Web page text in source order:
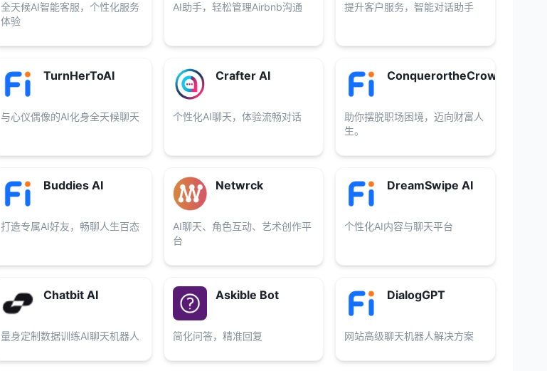
全天候AI智能客服，个性化服务
体验
AI助手，轻松管理Airbnb沟通 提升客户服务，智能对话助手
TurnHerToAI
与心仪偶像的AI化身全天候聊天
Crafter AI
个性化AI聊天，体验流畅对话
ConquerortheCrown
助你摆脱职场困境，迈向财富人
生。
Buddies AI
打造专属AI好友，畅聊人生百态
Netwrck
AI聊天、角色互动、艺术创作平
台
DreamSwipe AI
个性化AI内容与聊天平台
Chatbit AI
量身定制数据训练AI聊天机器人
Askible Bot
简化问答，精准回复
DialogGPT
网站高级聊天机器人解决方案